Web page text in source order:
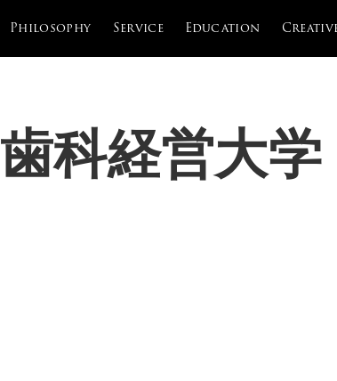
Philosophy Service Education
歯科経営大学